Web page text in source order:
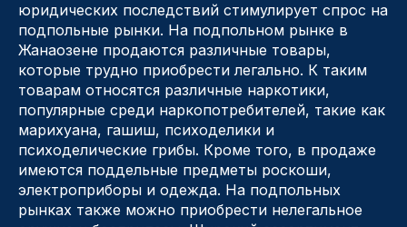
юридических последствий стимулирует спрос на
подпольные рынки. На подпольном рынке в
Жанаозене продаются различные товары,
которые трудно приобрести легально. К таким
товарам относятся различные наркотики,
популярные среди наркопотребителей, такие как
марихуана, гашиш, психоделики и
психоделические грибы. Кроме того, в продаже
имеются поддельные предметы роскоши,
электроприборы и одежда. На подпольных
рынках также можно приобрести нелегальное